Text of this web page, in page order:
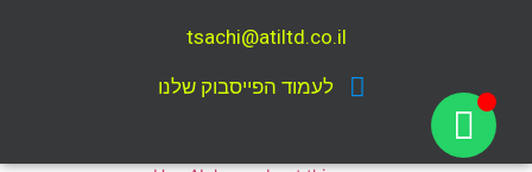
tsachi@atiltd.co.il
לעמוד הפייסבוק שלנו